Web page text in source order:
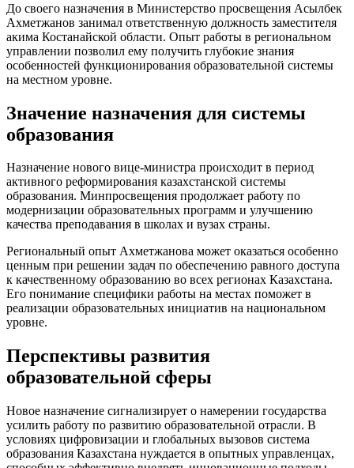
До своего назначения в Министерство просвещения Асылбек
Ахметжанов занимал ответственную должность заместителя
акима Костанайской области. Опыт работы в региональном
управлении позволил ему получить глубокие знания
особенностей функционирования образовательной системы
на местном уровне.
Значение назначения для системы
образования
Назначение нового вице-министра происходит в период
активного реформирования казахстанской системы
образования. Минпросвещения продолжает работу по
модернизации образовательных программ и улучшению
качества преподавания в школах и вузах страны.
Региональный опыт Ахметжанова может оказаться особенно
ценным при решении задач по обеспечению равного доступа
к качественному образованию во всех регионах Казахстана.
Его понимание специфики работы на местах поможет в
реализации образовательных инициатив на национальном
уровне.
Перспективы развития
образовательной сферы
Новое назначение сигнализирует о намерении государства
усилить работу по развитию образовательной отрасли. В
условиях цифровизации и глобальных вызовов система
образования Казахстана нуждается в опытных управленцах,